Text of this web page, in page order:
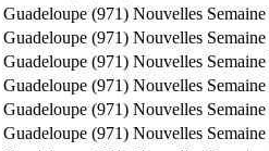
Guadeloupe (971) Nouvelles Semaine
Guadeloupe (971) Nouvelles Semaine
Guadeloupe (971) Nouvelles Semaine
Guadeloupe (971) Nouvelles Semaine
Guadeloupe (971) Nouvelles Semaine
Guadeloupe (971) Nouvelles Semaine